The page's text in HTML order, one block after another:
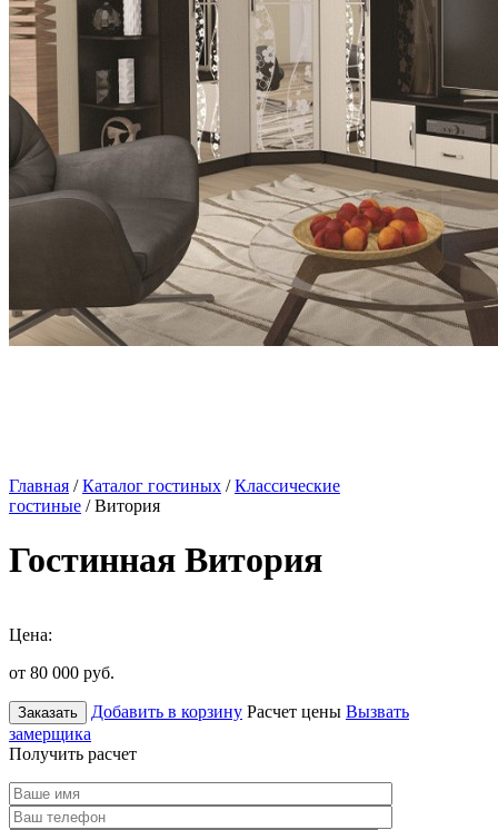
Главная /Каталог гостиных /Классические
гостиные / Витория
Гостинная Витория
Цена:
от 80 000 руб.
Заказать Добавить в корзину Расчет цены Вызвать
замерщика
Получить расчет